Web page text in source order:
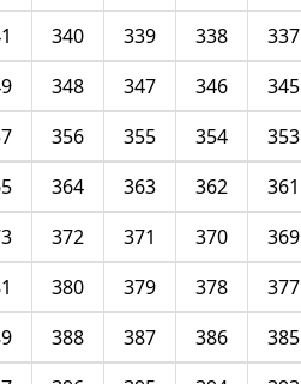
337
338
339
340
345
346
347
348
353
354
355
356
361
362
363
364
369
370
371
372
377
378
379
380
385
386
387
388